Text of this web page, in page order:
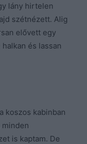
lány hirtelen
szétnézett. Alig
elővett egy
és lassan
koszos kabinban
minden
is kaptam. De